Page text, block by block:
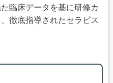
臨床データを基に研修カ
徹底指導されたセラピス